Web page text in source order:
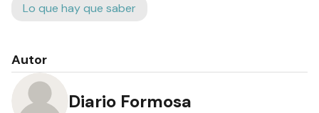
Lo que hay que saber
Autor
Diario Formosa